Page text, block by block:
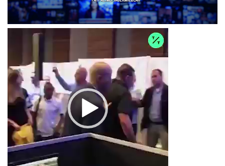
Odtwarzacz